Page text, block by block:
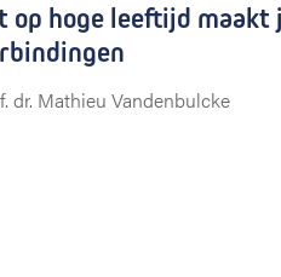
op hoge leeftijd
dr. Mathieu Vandenbulcke